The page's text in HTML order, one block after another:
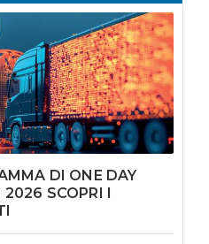
DI ONE DAY
SCOPRI I